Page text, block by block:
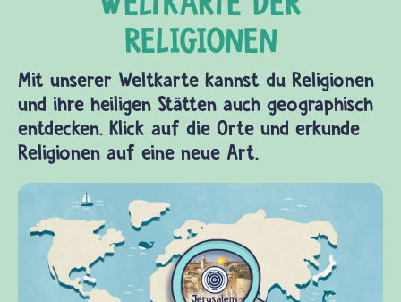
Mit unserer Weltkarte kannst du Religionen
und ihre heiligen Stätten auch geographisch
entdecken. Klick auf die Orte und erkunde
Religionen auf eine neue Art.